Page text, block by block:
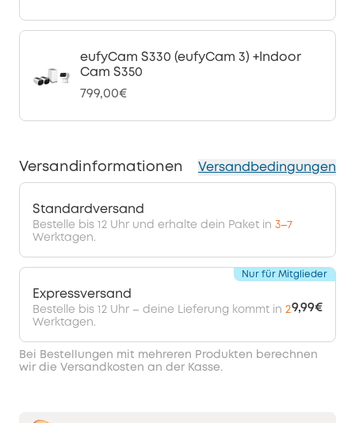
eufyCam S330 (eufyCam 3) +Indoor
Cam S350
799,00€
Versandinformationen Versandbedingungen
Standardversand
Bestelle bis 12 Uhr und erhalte dein Paket in 3–7
Werktagen.
Expressversand
Bestelle bis 12 Uhr – deine Lieferung kommt in 2
Werktagen.
9,99€
Nur für Mitglieder
Bei Bestellungen mit mehreren Produkten berechnen
wir die Versandkosten an der Kasse.